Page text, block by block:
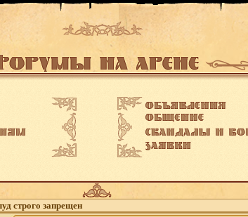
строго запрещен